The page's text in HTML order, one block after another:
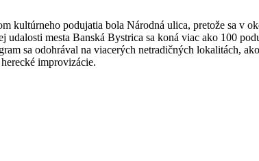
kultúrneho podujatia bola Národná ulica, pretože sa v
mesta Banská Bystrica sa koná viac ako 100
sa odohrával na viacerých netradičných lokalitách,
improvizácie.